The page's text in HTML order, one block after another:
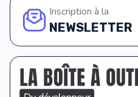
Inscription à la
NEWSLETTER